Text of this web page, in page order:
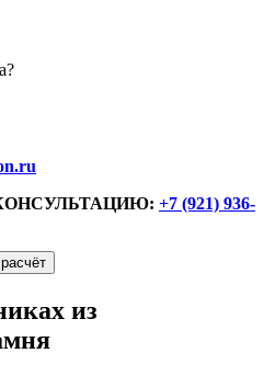
+7 (921) 936-
из